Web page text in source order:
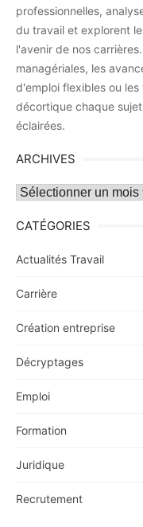
professionnelles,
du travail et explorent
l'avenir de nos
managériales, les
d'emploi flexibles ou
décortique chaque
éclairées.
ARCHIVES
Archives
CATÉGORIES
Actualités Travail
Carrière
Création entreprise
Décryptages
Emploi
Formation
Juridique
Recrutement